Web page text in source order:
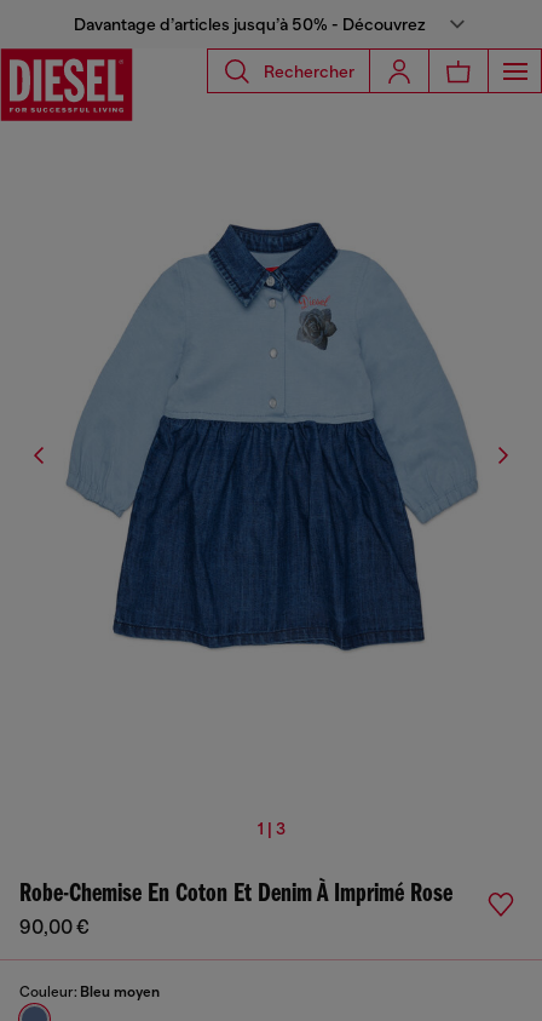
Davantage d’articles jusqu’à 50% - Découvrez
Rechercher
1 | 3
Robe-Chemise En Coton Et Denim À Imprimé Rose
90,00 €
Couleur: Bleu moyen